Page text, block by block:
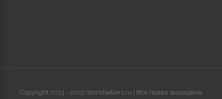
Copyright 2013 - 2022 Worldsellers.ru | Все права защищены